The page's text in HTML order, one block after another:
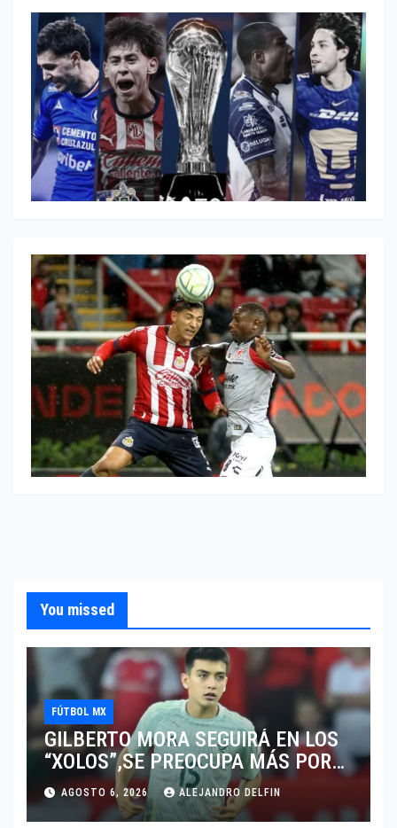
You missed
FÚTBOL MX
GILBERTO MORA SEGUIRÁ EN LOS
“XOLOS”,SE PREOCUPA MÁS POR
JUGAR EN SU EQUIPO.
AGOSTO 6, 2026 ALEJANDRO DELFIN